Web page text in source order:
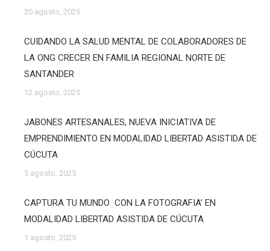
20 agosto, 2025
CUIDANDO LA SALUD MENTAL DE COLABORADORES DE
LA ONG CRECER EN FAMILIA REGIONAL NORTE DE
SANTANDER
12 agosto, 2025
JABONES ARTESANALES, NUEVA INICIATIVA DE
EMPRENDIMIENTO EN MODALIDAD LIBERTAD ASISTIDA DE
CÚCUTA
5 agosto, 2025
CAPTURA TU MUNDO CON LA FOTOGRAFIA’ EN
MODALIDAD LIBERTAD ASISTIDA DE CÚCUTA
1 agosto, 2025